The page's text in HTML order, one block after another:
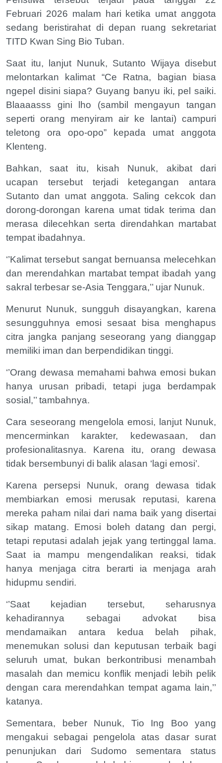
Februari 2026 malam hari ketika umat anggota
sedang beristirahat di depan ruang sekretariat
TITD Kwan Sing Bio Tuban.
Saat itu, lanjut Nunuk, Sutanto Wijaya disebut
melontarkan kalimat “Ce Ratna, bagian biasa
ngepel disini siapa? Guyang banyu iki, pel saiki.
Blaaaasss gini lho (sambil mengayun tangan
seperti orang menyiram air ke lantai) campuri
teletong ora opo-opo” kepada umat anggota
Klenteng.
Bahkan, saat itu, kisah Nunuk, akibat dari
ucapan tersebut terjadi ketegangan antara
Sutanto dan umat anggota. Saling cekcok dan
dorong-dorongan karena umat tidak terima dan
merasa dilecehkan serta direndahkan martabat
tempat ibadahnya.
‘’Kalimat tersebut sangat bernuansa melecehkan
dan merendahkan martabat tempat ibadah yang
sakral terbesar se-Asia Tenggara,’’ ujar Nunuk.
Menurut Nunuk, sungguh disayangkan, karena
sesungguhnya emosi sesaat bisa menghapus
citra jangka panjang seseorang yang dianggap
memiliki iman dan berpendidikan tinggi.
‘’Orang dewasa memahami bahwa emosi bukan
hanya urusan pribadi, tetapi juga berdampak
sosial,’’ tambahnya.
Cara seseorang mengelola emosi, lanjut Nunuk,
mencerminkan karakter, kedewasaan, dan
profesionalitasnya. Karena itu, orang dewasa
tidak bersembunyi di balik alasan ‘lagi emosi’.
Karena persepsi Nunuk, orang dewasa tidak
membiarkan emosi merusak reputasi, karena
mereka paham nilai dari nama baik yang disertai
sikap matang. Emosi boleh datang dan pergi,
tetapi reputasi adalah jejak yang tertinggal lama.
Saat ia mampu mengendalikan reaksi, tidak
hanya menjaga citra berarti ia menjaga arah
hidupmu sendiri.
‘’Saat kejadian tersebut, seharusnya
kehadirannya sebagai advokat bisa
mendamaikan antara kedua belah pihak,
menemukan solusi dan keputusan terbaik bagi
seluruh umat, bukan berkontribusi menambah
masalah dan memicu konflik menjadi lebih pelik
dengan cara merendahkan tempat agama lain,’’
katanya.
Sementara, beber Nunuk, Tio Ing Boo yang
mengakui sebagai pengelola atas dasar surat
penunjukan dari Sudomo sementara status